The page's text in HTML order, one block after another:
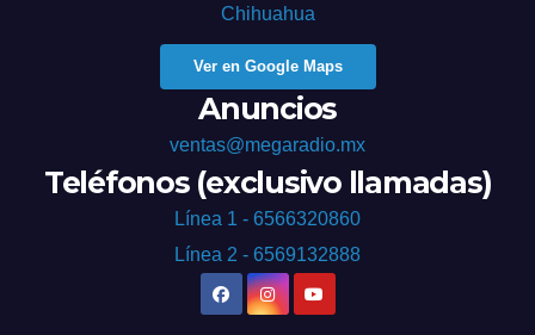
Chihuahua
Ver en Google Maps
Anuncios
ventas@megaradio.mx
Teléfonos (exclusivo llamadas)
Línea 1 - 6566320860
Línea 2 - 6569132888